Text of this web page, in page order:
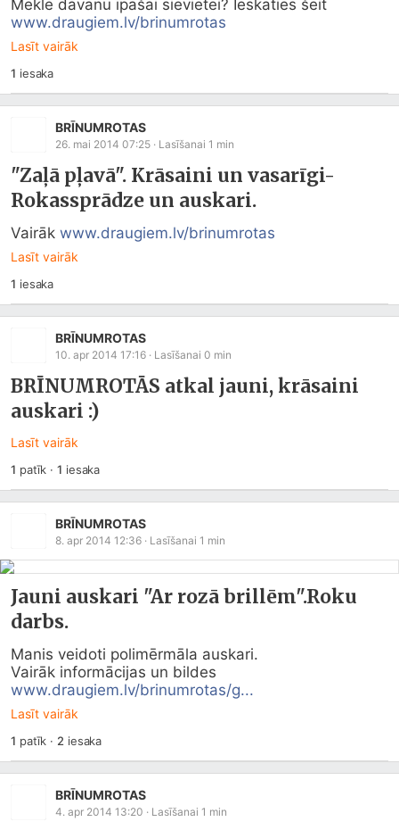
www.draugiem.lv/brinumrotas
Lasīt vairāk
1 iesaka
BRĪNUMROTAS
26. mai 2014 07:25 · Lasīšanai 1 min
"Zaļā pļavā". Krāsaini un vasarīgi-
Rokassprādze un auskari.
Vairāk www.draugiem.lv/brinumrotas
Lasīt vairāk
1 iesaka
BRĪNUMROTAS
10. apr 2014 17:16 · Lasīšanai 0 min
BRĪNUMROTĀS atkal jauni, krāsaini
auskari :)
Lasīt vairāk
1 patīk ·1 iesaka
BRĪNUMROTAS
8. apr 2014 12:36 · Lasīšanai 1 min
Jauni auskari "Ar rozā brillēm".Roku
darbs.
Manis veidoti polimērmāla auskari.
www.draugiem.lv/brinumrotas/g...
Lasīt vairāk
1 patīk · 2 iesaka
BRĪNUMROTAS
4. apr 2014 13:20 · Lasīšanai 1 min